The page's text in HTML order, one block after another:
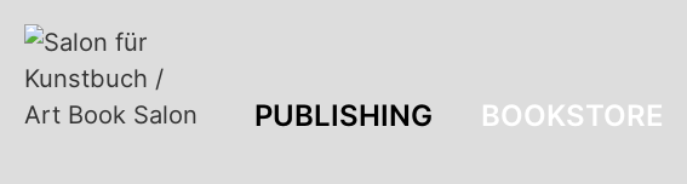
PUBLISHING BOOKSTORE